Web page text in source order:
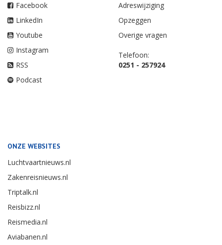
Facebook
LinkedIn
Youtube
Instagram
RSS
Podcast
Adreswijziging
Opzeggen
Overige vragen
Telefoon:
0251 - 257924
ONZE WEBSITES
Luchtvaartnieuws.nl
Zakenreisnieuws.nl
Triptalk.nl
Reisbizz.nl
Reismedia.nl
Aviabanen.nl